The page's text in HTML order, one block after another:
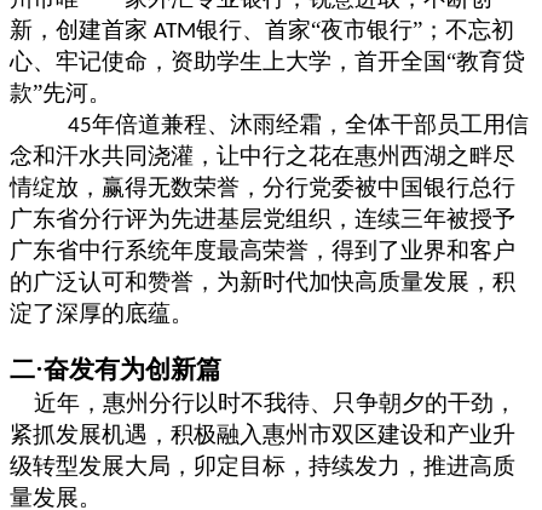
新，创建首家 ATM银行、首家“夜市银行”；不忘初
心、牢记使命，资助学生上大学，首开全国“教育贷
款”先河。
45年倍道兼程、沐雨经霜，全体干部员工用信
念和汗水共同浇灌，让中行之花在惠州西湖之畔尽
情绽放，赢得无数荣誉，分行党委被中国银行总行
广东省分行评为先进基层党组织，连续三年被授予
广东省中行系统年度最高荣誉，得到了业界和客户
的广泛认可和赞誉，为新时代加快高质量发展，积
淀了深厚的底蕴。
二·奋发有为创新篇
近年，惠州分行以时不我待、只争朝夕的干劲 ，
紧抓发展机遇，积极融入惠州市双区建设和产业升
级转型发展大局，卯定目标，持续发力，推进高质
量发展。